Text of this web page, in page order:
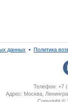
данных ▪ Политика
Телефон: +7
Адрес: Москва,